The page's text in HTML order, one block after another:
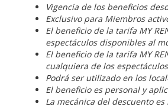
Vigencia de los beneficios
Exclusivo para Miembros
El beneficio de la tarifa MY
espectáculos disponibles al
El beneficio de la tarifa MY
cualquiera de los
Podrá ser utilizado en los
El beneficio es personal y
La mecánica del descuento